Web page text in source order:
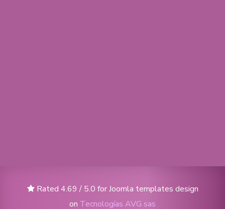
Rated 4.69 / 5.0 for Joomla templates design
on Tecnologías AVG sas